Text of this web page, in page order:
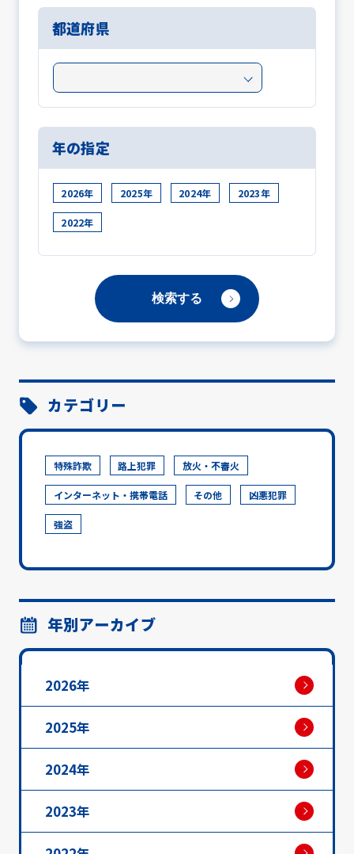
都道府県
年の指定
2026年 2025年 2024年 2023年
2022年
カテゴリー
特殊詐欺 路上犯罪 放火・不審火
インターネット・携帯電話 その他 凶悪犯罪
強盗
年別アーカイブ
2026年
2025年
2024年
2023年